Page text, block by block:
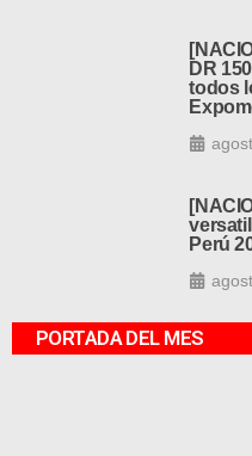
DR
todos
Perú
PORTADA DEL MES